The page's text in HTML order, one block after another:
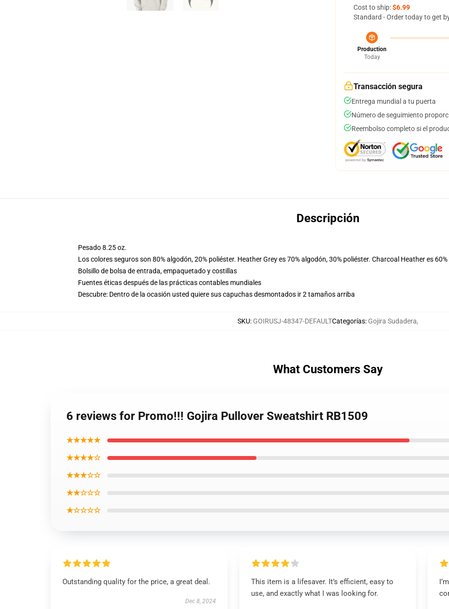
Cost to ship:$6.99
Standard - Order today to get
Production
Today
Transacción segura
Entrega mundial a tu puerta
Número de seguimiento
Reembolso completo si el
Descripción
Pesado 8.25 oz.
Los colores seguros son 80% algodón, 20% poliéster. Heather Grey es 70% algodón, 30% poliéster. Charcoal Heather es
Bolsillo de bolsa de entrada, empaquetado y costillas
Fuentes éticas después de las prácticas contables mundiales
Descubre: Dentro de la ocasión usted quiere sus capuchas desmontados ir 2 tamaños arriba
SKU: GOIRUSJ-48347-DEFAULTCategorías: Gojira Sudadera,
What Customers Say
6 reviews for Promo!!! Gojira Pullover Sweatshirt RB1509
★★★★★
★★★★☆
★★★☆☆
★★☆☆☆
★☆☆☆☆
Outstanding quality for the price, a great deal.
Dec 8, 2024
This item is a lifesaver. It’s efficient, easy to
use, and exactly what I was looking for.